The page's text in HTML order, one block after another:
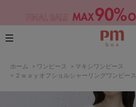
ホーム > ワンピース > マキシワンピース
> ２ｗａｙオフショルシャーリングワンピース